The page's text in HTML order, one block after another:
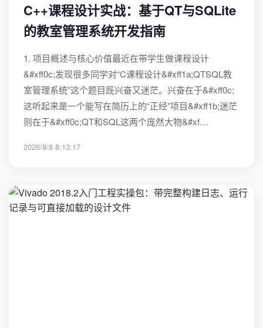
C++课程设计实战：基于QT与SQLite
的教室管理系统开发指南
1. 项目概述与核心价值最近在带学生做课程设计
&#xff0c;发现很多同学对“C课程设计&#xff1a;QTSQL教
室管理系统”这个题目既兴奋又迷茫。兴奋在于&#xff0c;
这听起来是一个能写在简历上的“正经”项目&#xff1b;迷茫
则在于&#xff0c;QT和SQL这两个庞然大物&#xf…
2026/8/8 8:13:17